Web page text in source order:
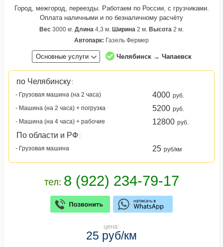
Город, межгород, переезды. Работаем по России, с грузчиками.
Оплата наличными и по безналичному расчёту
Вес 3000 кг. Длина 4,3 м. Ширина 2 м. Высота 2 м.
Автопарк: Газель Фермер
Основные услуги Челябинск → Чапаевск
по Челябинску :
- Грузовая машина (на 2 часа)
4000 руб.
- Машина (на 2 часа) + погрузка
5200 руб.
- Машина (на 4 часа) + рабочие
12800 руб.
По области и РФ :
- Грузовая машина
25 руб/км
цена:
25 руб/км